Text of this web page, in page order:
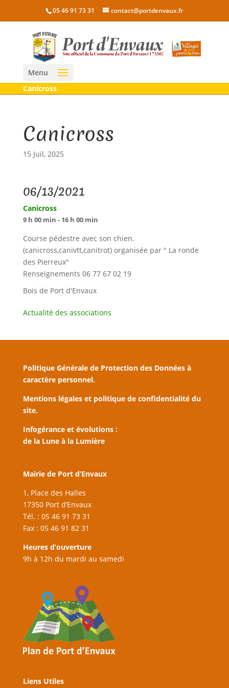
05 46 91 73 31 contact@portdenvaux.fr
Menu
Canicross
Canicross
15 Juil, 2025
06/13/2021
Canicross
9 h 00 min - 16 h 00 min
Course pédestre avec son chien.
(canicross,canivtt,canitrot) organisée par " La ronde
des Pierreux"
Renseignements 06 77 67 02 19
Bois de Port d'Envaux
Actualité des associations
Politique Générale de Protection des Données à
caractère personnel.
Mentions légales et politique de confidentialité du
site.
Infogérance et évolutions :
de la Lune à la Lumière
Mairie de Port d’Envaux
1, Place des Halles
17350 Port d’Envaux
Tél. : 05 46 91 73 31
Fax : 05 46 91 82 31
Heures d’ouverture
9h à 12h du mardi au samedi
Liens Utiles